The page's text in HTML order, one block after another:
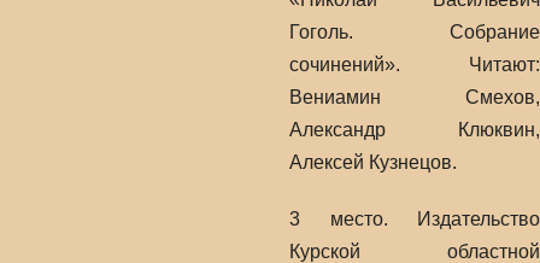
Гоголь. Собрание
сочинений». Читают:
Вениамин Смехов,
Александр Клюквин,
Алексей Кузнецов.
3 место. Издательство
Курской областной